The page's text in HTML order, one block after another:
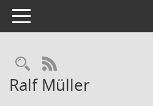
Toggle navigation
Rechercheauswahl
RSS-Feed
Ralf Müller